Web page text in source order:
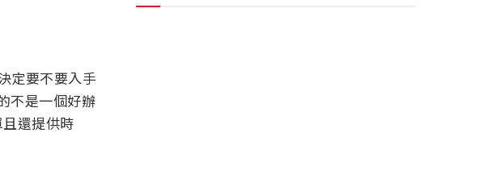
定要不要入手
不是一個好辦
還提供時